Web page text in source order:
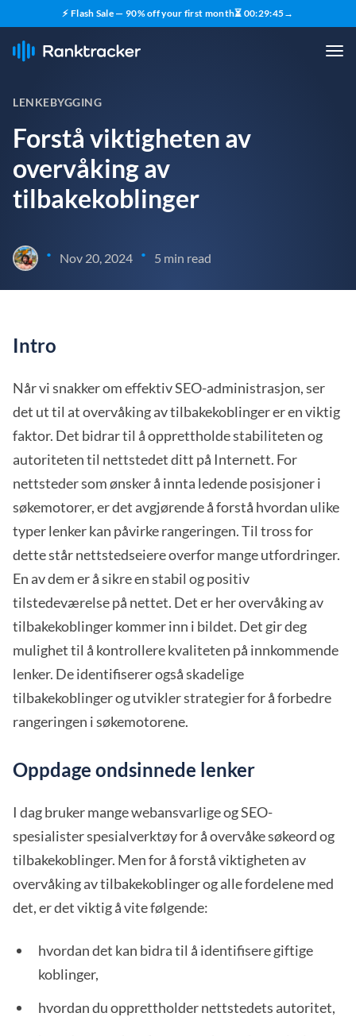
⚡ Flash Sale — 90% off your first month⏳ 00:29:44→
LENKEBYGGING
Forstå viktigheten av
overvåking av
tilbakekoblinger
• Nov 20, 2024 • 5 min read
Intro
Når vi snakker om effektiv SEO-administrasjon, ser
det ut til at overvåking av tilbakekoblinger er en viktig
faktor. Det bidrar til å opprettholde stabiliteten og
autoriteten til nettstedet ditt på Internett. For
nettsteder som ønsker å innta ledende posisjoner i
søkemotorer, er det avgjørende å forstå hvordan ulike
typer lenker kan påvirke rangeringen. Til tross for
dette står nettstedseiere overfor mange utfordringer.
En av dem er å sikre en stabil og positiv
tilstedeværelse på nettet. Det er her overvåking av
tilbakekoblinger kommer inn i bildet. Det gir deg
mulighet til å kontrollere kvaliteten på innkommende
lenker. De identifiserer også skadelige
tilbakekoblinger og utvikler strategier for å forbedre
rangeringen i søkemotorene.
Oppdage ondsinnede lenker
I dag bruker mange webansvarlige og SEO-
spesialister spesialverktøy for å overvåke søkeord og
tilbakekoblinger. Men for å forstå viktigheten av
overvåking av tilbakekoblinger og alle fordelene med
det, er det viktig å vite følgende:
hvordan det kan bidra til å identifisere giftige
koblinger,
hvordan du opprettholder nettstedets autoritet,